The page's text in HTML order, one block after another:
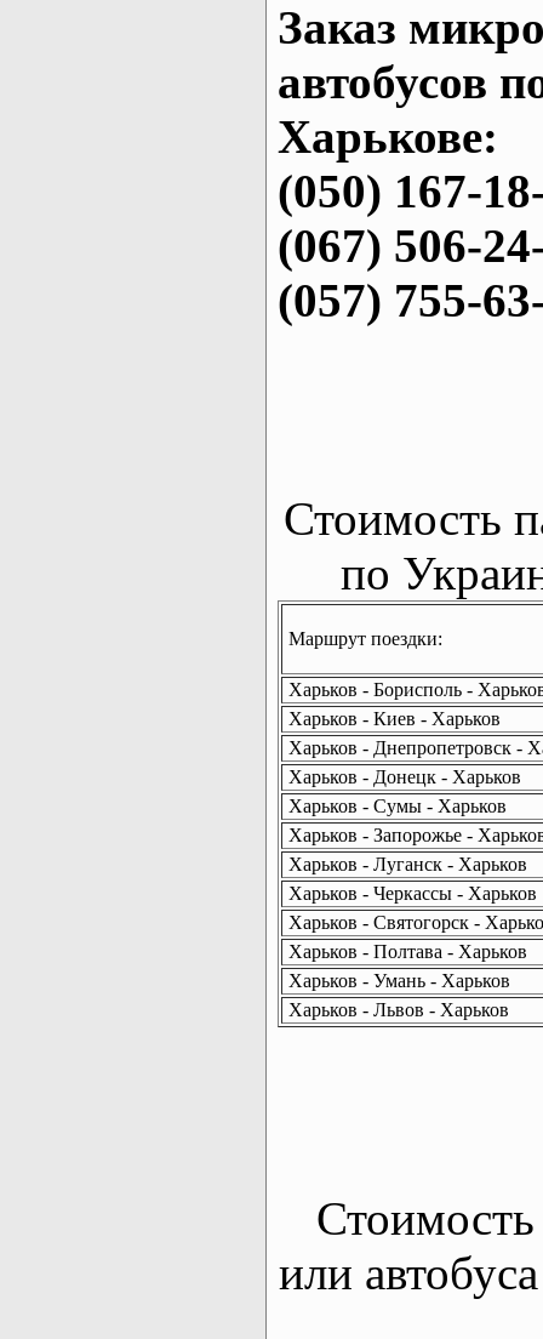
Заказ
автобусов
Харькове:
(050) 167-
(067) 506-
(057) 755-
Стоимость
по
Маршрут поездки:
Харьков - Борисполь -
Харьков - Киев - Харьков
Харьков - Днепропетровск -
Харьков - Донецк - Харьков
Харьков - Сумы - Харьков
Харьков - Запорожье -
Харьков - Луганск - Харьков
Харьков - Черкассы - Харьков
Харьков - Святогорск -
Харьков - Полтава - Харьков
Харьков - Умань - Харьков
Харьков - Львов - Харьков
Стоимость
или